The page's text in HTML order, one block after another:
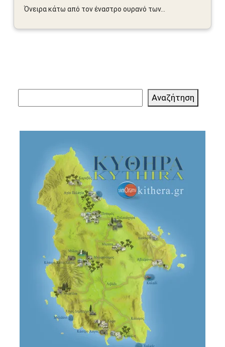
Όνειρα κάτω από τον έναστρο ουρανό των...
Αναζήτηση